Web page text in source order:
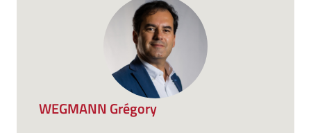
WEGMANN Grégory